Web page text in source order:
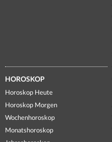
HOROSKOP
Horoskop Heute
Horoskop Morgen
Wochenhoroskop
Monatshoroskop